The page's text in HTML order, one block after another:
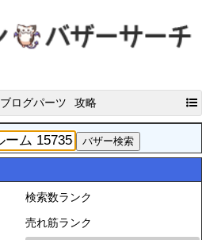
ブログパーツ 攻略
検索数ランク
売れ筋ランク